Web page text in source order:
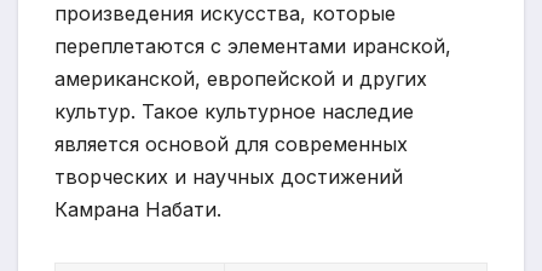
произведения искусства, которые
переплетаются с элементами иранской,
американской, европейской и других
культур. Такое культурное наследие
является основой для современных
творческих и научных достижений
Камрана Набати.